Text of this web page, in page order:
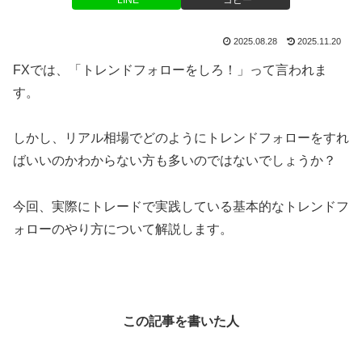
2025.08.28 2025.11.20
FXでは、「トレンドフォローをしろ！」って言われま
す。
しかし、リアル相場でどのようにトレンドフォローをすれ
ばいいのかわからない方も多いのではないでしょうか？
今回、実際にトレードで実践している基本的なトレンドフ
ォローのやり方について解説します。
この記事を書いた人